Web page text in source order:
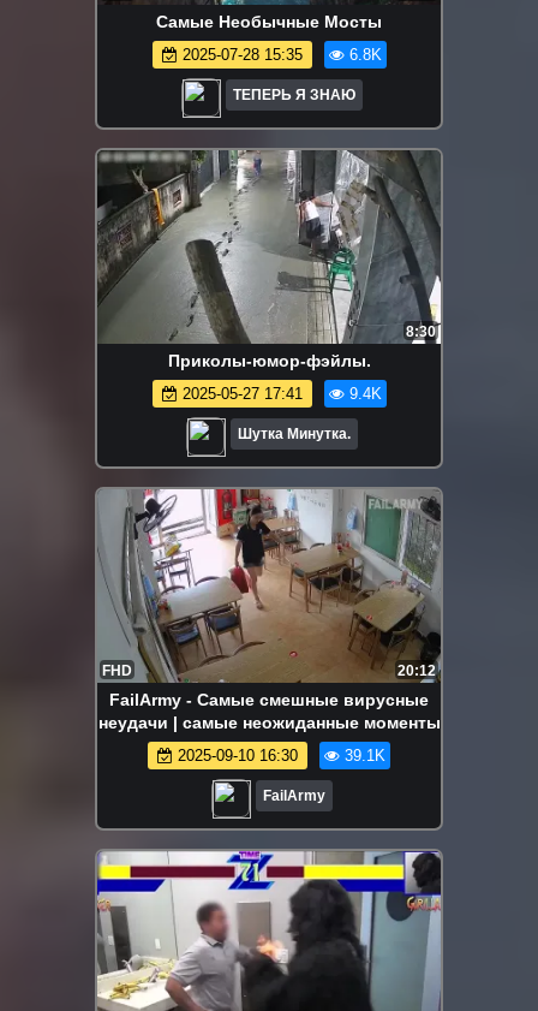
Самые Необычные Мосты
2025-07-28 15:35 6.8K
ТЕПЕРЬ Я ЗНАЮ
8:30
Приколы-юмор-фэйлы.
2025-05-27 17:41 9.4K
Шутка Минутка.
FHD 20:12
FailArmy - Самые смешные вирусные
неудачи | самые неожиданные моменты
2025-09-10 16:30 39.1K
FailArmy